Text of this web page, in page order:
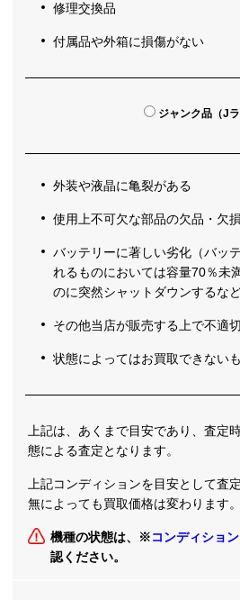
修理交換品
付属品や外箱に損傷がない
ジャンク品（Jラ
外装や液晶に亀裂がある
使用上不可欠な部品の欠品・欠損
バッテリーに著しい劣化（バッ
れるものにおいては容量70％未
のに突然シャットダウンするなど
その他当店が販売する上で不適
状態によってはお買取できない
上記は、あくまで目安であり、査定
態による査定となります。
上記コンディションを目安として査
無によっても買取価格は変わります。
機種の状態は、※コンディショ
認ください。